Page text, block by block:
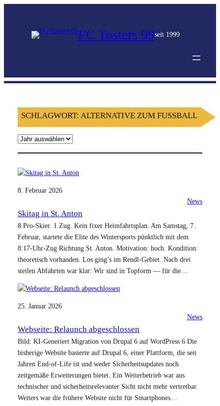
FC Tosters 99seit 1999
SCHLAGWORT: ALTERNATIVE ZUM FUSSBALL
A
h
v
8. Februar 2026
News
Skitag in St. Anton
8 Pro-Skier. 1 Zug. Kein fixer Heimfahrtsplan. Am Samstag, 7.
Februar, startete die Elite des Wintersports pünktlich mit dem
8:17-Uhr-Zug Richtung St. Anton. Motivation: hoch. Kondition:
theoretisch vorhanden. Los ging’s im Rendl-Gebiet. Nach drei
steilen Abfahrten war klar: Wir sind in Topform — für die…
25. Januar 2026
News
Webseite: Relaunch abgeschlossen
Bild: KI-Generiert Migration von Drupal 6 auf WordPress 6 Die
bisherige Website basierte auf Drupal 6, einer Plattform, die seit
Jahren End-of-Life ist und weder Sicherheitsupdates noch
zeitgemäße Erweiterungen bietet. Ein Weiterbetrieb war aus
technischer und sicherheitsrelevanter Sicht nicht mehr vertretbar.
Weiters war die frühere Website nicht für Smartphones…